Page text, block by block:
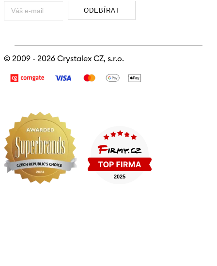
ODEBÍRAT
© 2009 - 2026 Crystalex CZ, s.r.o.